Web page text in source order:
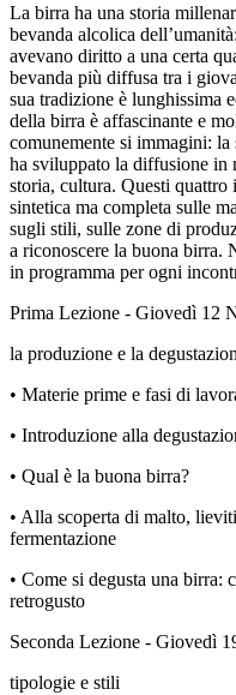
La birra ha una storia
bevanda alcolica
avevano diritto a una certa
bevanda più diffusa tra i
sua tradizione è lunghissima
della birra è affascinante e
comunemente si immagini:
ha sviluppato la diffusione in
storia, cultura. Questi quattro
sintetica ma completa sulle
sugli stili, sulle zone di
a riconoscere la buona birra.
in programma per ogni
Prima Lezione - Giovedì 12
la produzione e la
• Materie prime e fasi di
• Introduzione alla
• Qual è la buona birra?
• Alla scoperta di malto,
fermentazione
• Come si degusta una birra:
retrogusto
Seconda Lezione - Giovedì
tipologie e stili